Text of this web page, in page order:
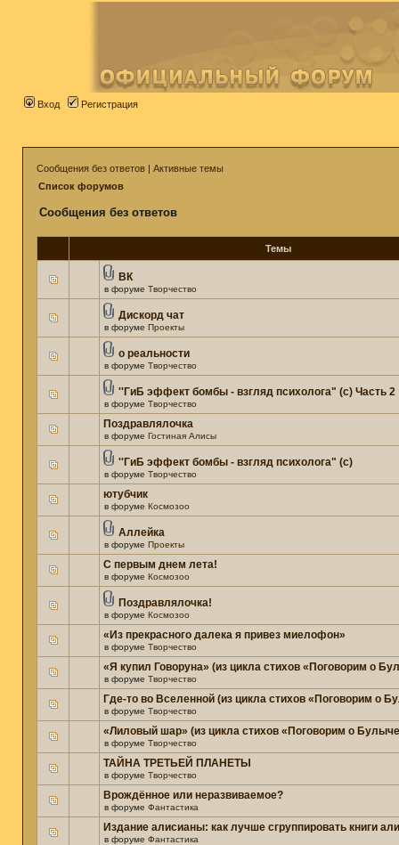
Вход Регистрация
Сообщения без ответов | Активные темы
Список форумов
Сообщения без ответов
Темы
ВК
в форуме Творчество
Дискорд чат
в форуме Проекты
о реальности
в форуме Творчество
''ГиБ эффект бомбы - взгляд психолога" (c) Часть 2
в форуме Творчество
Поздравлялочка
в форуме Гостиная Алисы
''ГиБ эффект бомбы - взгляд психолога" (c)
в форуме Творчество
ютубчик
в форуме Космозоо
Аллейка
в форуме Проекты
С первым днем лета!
в форуме Космозоо
Поздравлялочка!
в форуме Космозоо
«Из прекрасного далека я привез миелофон»
в форуме Творчество
«Я купил Говоруна» (из цикла стихов «Поговорим о
в форуме Творчество
Где-то во Вселенной (из цикла стихов «Поговорим о
в форуме Творчество
«Лиловый шар» (из цикла стихов «Поговорим о
в форуме Творчество
ТАЙНА ТРЕТЬЕЙ ПЛАНЕТЫ
в форуме Творчество
Врождённое или неразвиваемое?
в форуме Фантастика
Издание алисианы: как лучше сгруппировать книги
в форуме Фантастика